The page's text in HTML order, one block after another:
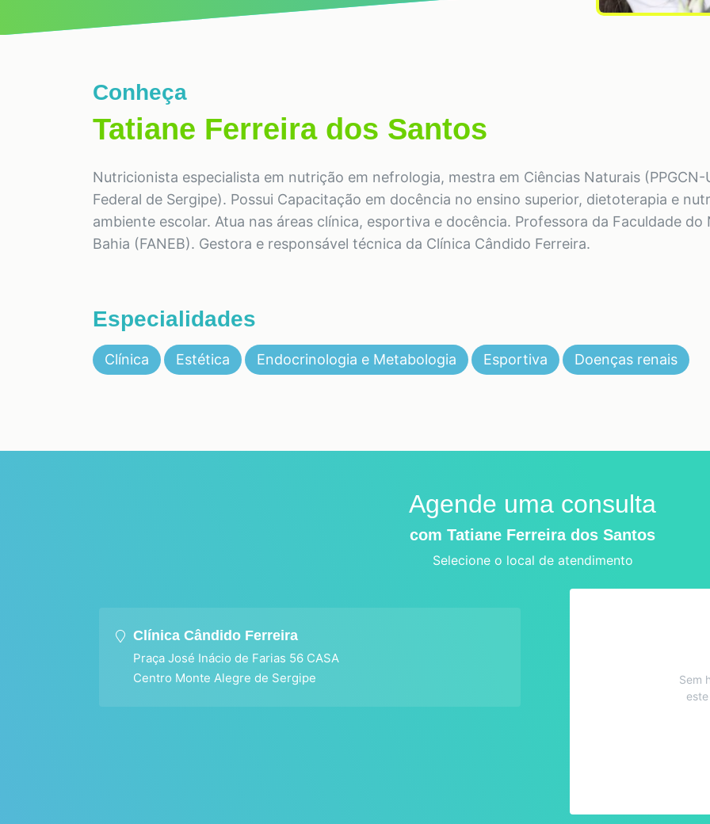
Conheça
Tatiane Ferreira dos Santos
Nutricionista especialista em nutrição em nefrologia, mestra em Ciências Naturais (PPGCN-
Federal de Sergipe). Possui Capacitação em docência no ensino superior, dietoterapia e
ambiente escolar. Atua nas áreas clínica, esportiva e docência. Professora da Faculdade do
Bahia (FANEB). Gestora e responsável técnica da Clínica Cândido Ferreira.
Especialidades
Clínica Estética Endocrinologia e Metabologia Esportiva Doenças renais
Agende uma consulta
com Tatiane Ferreira dos Santos
Selecione o local de atendimento
Clínica Cândido Ferreira
Praça José Inácio de Farias 56 CASA
Centro Monte Alegre de Sergipe
Sem